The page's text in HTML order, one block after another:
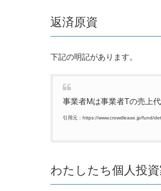
返済原資
下記の明記があります。
事業者Mは事業者Tの売上
引用元：https://www.crowdlease.jp/fund/
わたしたち個人投